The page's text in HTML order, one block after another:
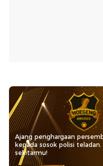
Ajang penghargaan
kepada sosok polisi
sekitarmu!